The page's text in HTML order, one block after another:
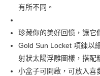
每筆NT$60，滿NT$1,000(
有所不同。
珍藏你的美好回憶，讓它
Gold Sun Locket 項鍊以
射狀太陽浮雕圖樣，搭配
小盒子可開啟，可放入喜